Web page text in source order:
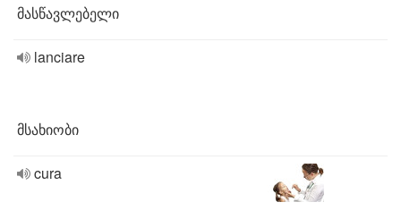
მასწავლებელი
lanciare
მსახიობი
cura